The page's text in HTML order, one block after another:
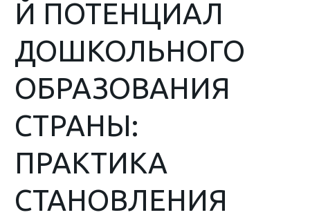
Й ПОТЕНЦИАЛ
ДОШКОЛЬНОГО
ОБРАЗОВАНИЯ
СТРАНЫ:
ПРАКТИКА
СТАНОВЛЕНИЯ